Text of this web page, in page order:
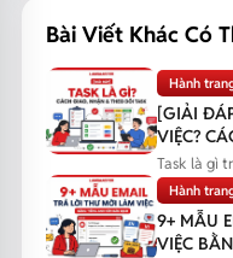
Bài Viết Khác Có
Hành
[GIẢI
VIỆC?
TASK
Task là gì
nhận và
Hành
9+ MẪU
VIỆC